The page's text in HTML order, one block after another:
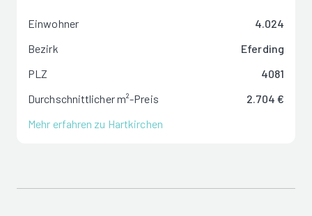
Einwohner
4.024
Bezirk
Eferding
PLZ
4081
Durchschnittlicher m²-Preis
2.704 €
Mehr erfahren zu Hartkirchen